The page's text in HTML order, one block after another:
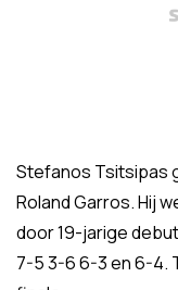
Stefanos Tsitsipas
Roland Garros. Hij
door 19-jarige
7-5 3-6 6-3 en 6-4.